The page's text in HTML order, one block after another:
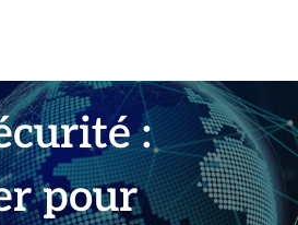
:
pour